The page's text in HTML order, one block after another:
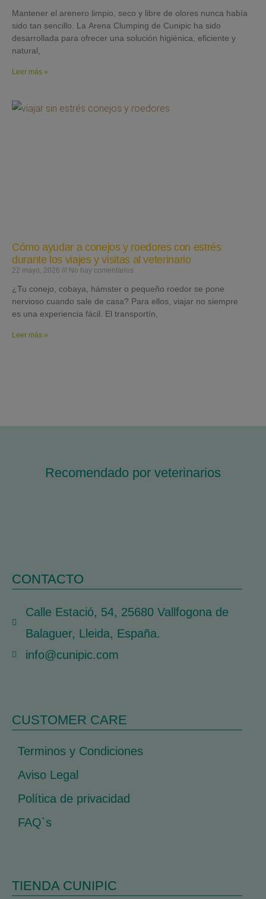
Mantener el arenero limpio, seco y libre de olores nunca había
sido tan sencillo. La Arena Clumping de Cunipic ha sido
desarrollada para ofrecer una solución higiénica, eficiente y
natural,
Leer más »
Cómo ayudar a conejos y roedores con estrés
durante los viajes y visitas al veterinario
22 mayo, 2026 No hay comentarios
¿Tu conejo, cobaya, hámster o pequeño roedor se pone
nervioso cuando sale de casa? Para ellos, viajar no siempre
es una experiencia fácil. El transportín,
Leer más »
Recomendado por veterinarios
CONTACTO
Calle Estació, 54, 25680 Vallfogona de
Balaguer, Lleida, España.
info@cunipic.com
CUSTOMER CARE
Terminos y Condiciones
Aviso Legal
Política de privacidad
FAQ`s
TIENDA CUNIPIC